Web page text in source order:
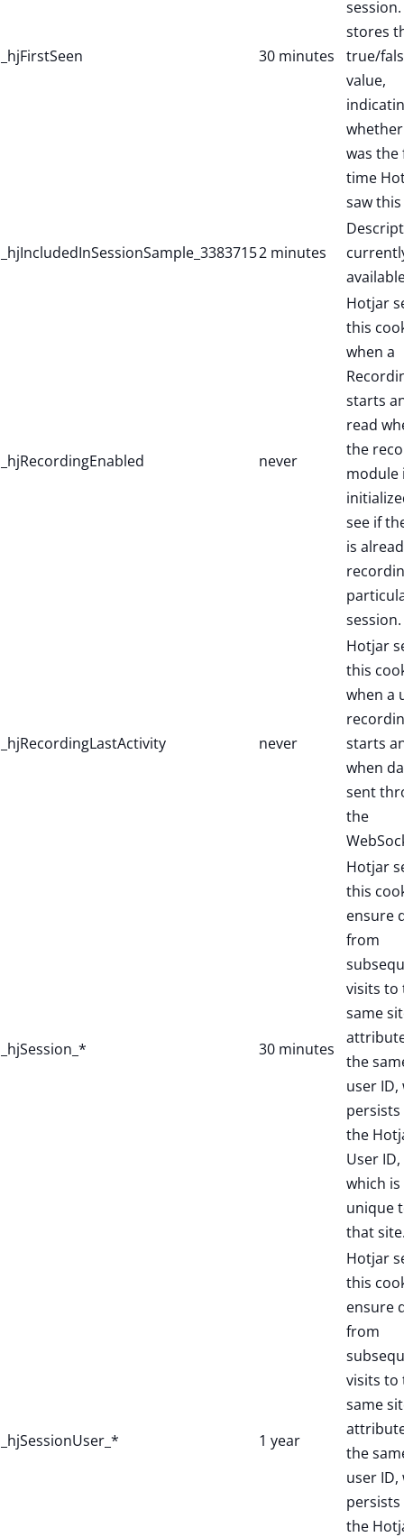
_hjFirstSeen 30 minutes
stores
true/
value,
was the
time
saw
_hjIncludedInSessionSample_33837152 minutes
_hjRecordingEnabled never
Hotjar
this
when a
starts
read
the
module
see if
is
session.
_hjRecordingLastActivity never
Hotjar
this
when a
starts
when
sent
the
_hjSession_* 30 minutes
Hotjar
this
ensure
from
visits to
same
the
user ID,
persists
the
User ID,
which is
unique
that
_hjSessionUser_* 1 year
Hotjar
this
ensure
from
visits to
same
the
user ID,
persists
the